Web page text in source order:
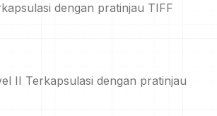
dengan pratinjau TIFF
II Terkapsulasi dengan pratinjau